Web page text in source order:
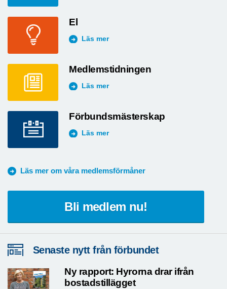
El
Läs mer
Medlemstidningen
Läs mer
Förbundsmästerskap
Läs mer
Läs mer om våra medlemsförmåner
Bli medlem nu!
Senaste nytt från förbundet
Ny rapport: Hyrorna drar ifrån
bostadstillägget